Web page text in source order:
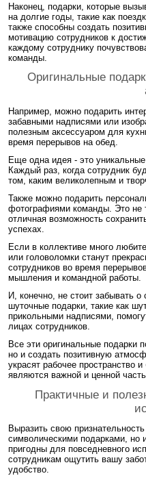
Наконец, подарки, которые
на долгие годы, такие как
также способны создать
мотивацию сотрудников к
каждому сотруднику
команды.
Оригинальные
Например, можно подарить
забавными надписями или
полезным аксессуаром для
время перерывов на обед.
Еще одна идея - это
Каждый раз, когда сотрудник
том, каким великолепным и
Также можно подарить
фотографиями команды. Это не
отличная возможность
успехах.
Если в коллективе много
или головоломки станут
сотрудников во время
мышления и командной работы.
И, конечно, не стоит забывать
шуточные подарки, такие как
прикольными надписями,
лицах сотрудников.
Все эти оригинальные подарки
но и создать позитивную
украсят рабочее пространство
являются важной и ценной
Практичные и
Выразить свою
символическими подарками, но
пригодны для повседневного
сотрудникам ощутить вашу
удобство.